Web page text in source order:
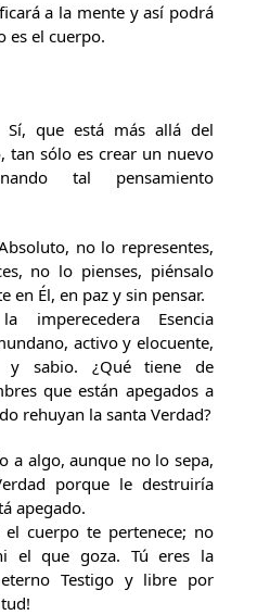
a la mente y así podrá
es el cuerpo.
que está más allá del
tan sólo es crear un nuevo
tal pensamiento
no lo representes,
no lo pienses, piénsalo
en Él, en paz y sin pensar.
imperecedera Esencia
activo y elocuente,
y sabio. ¿Qué tiene de
que están apegados a
rehuyan la santa Verdad?
a algo, aunque no lo sepa,
porque le destruiría
apegado.
cuerpo te pertenece; no
el que goza. Tú eres la
Testigo y libre por